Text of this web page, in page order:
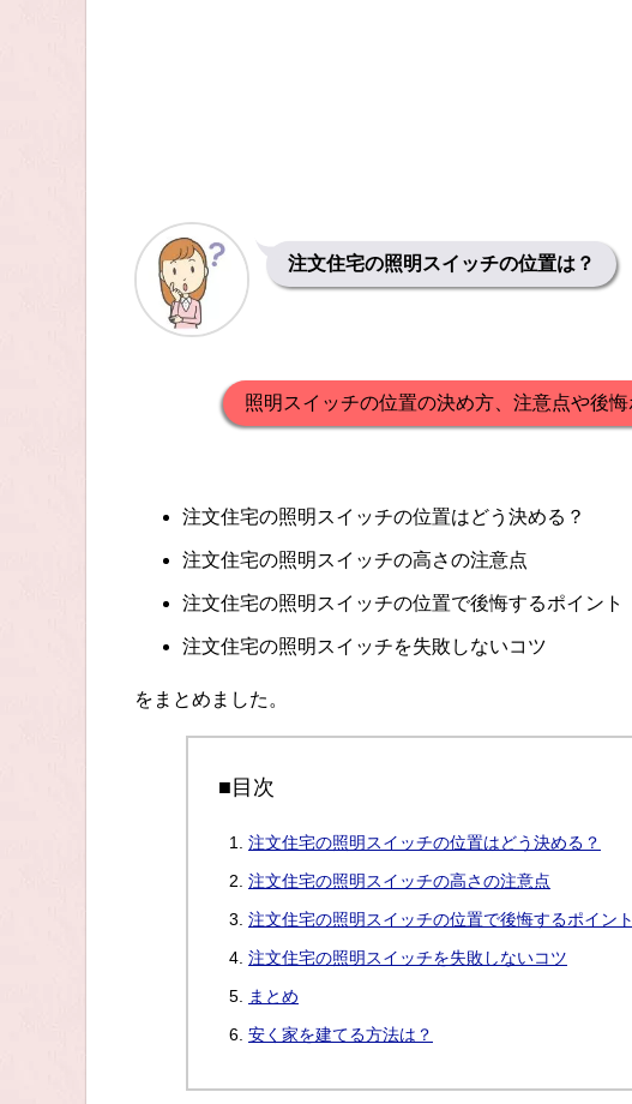
注文住宅の照明スイッチの位置は？
照明スイッチの位置の決め方、注意点や後悔
注文住宅の照明スイッチの位置はどう決める？
注文住宅の照明スイッチの高さの注意点
注文住宅の照明スイッチの位置で後悔するポイント
注文住宅の照明スイッチを失敗しないコツ
をまとめました。
■目次
注文住宅の照明スイッチの位置はどう決める？
注文住宅の照明スイッチの高さの注意点
注文住宅の照明スイッチの位置で後悔するポイント
注文住宅の照明スイッチを失敗しないコツ
まとめ
安く家を建てる方法は？